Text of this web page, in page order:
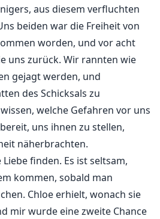
KAPITEL!
von @-wanderes
aus diesem verfluchten
beiden war die Freiheit von
worden, und vor acht
uns zurück. Wir rannten wie
gejagt werden, und
des Schicksals zu
welche Gefahren vor uns
uns ihnen zu stellen,
näherbrachten.
finden. Es ist seltsam,
kommen, sobald man
Chloe erhielt, wonach sie
mir wurde eine zweite Chance